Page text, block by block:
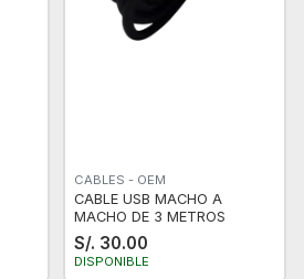
CABLES - OEM
CABLE USB MACHO A
MACHO DE 3 METROS
S/. 30.00
DISPONIBLE